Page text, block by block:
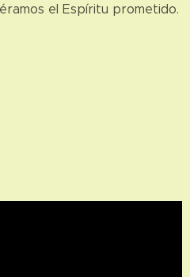
el Espíritu prometido.